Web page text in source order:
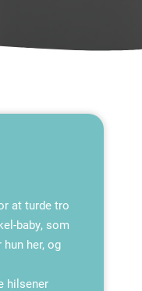
at turde tro
baby, som
her, og
hilsener